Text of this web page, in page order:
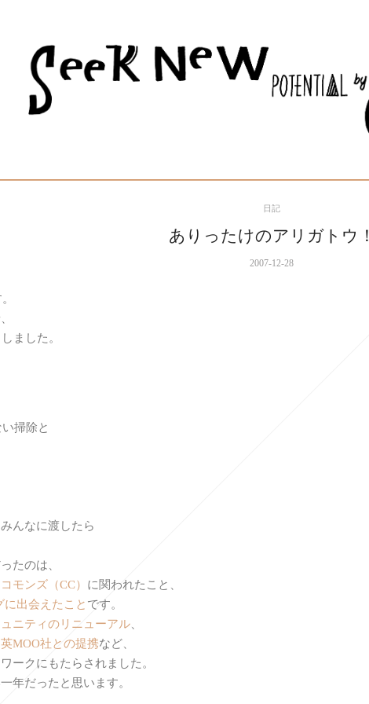
日記
ありったけのアリガトウ！
2007-12-28
ました。
掃除と
んなに渡したら
たのは、
モンズ（CC） に関われたこと、
に出会えたこと です。
ニティのリニューアル
英MOO社との提携など、
ークにもたらされました。
年だったと思います。